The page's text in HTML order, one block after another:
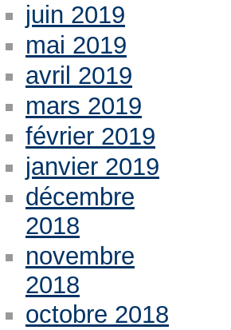
juin 2019
mai 2019
avril 2019
mars 2019
février 2019
janvier 2019
décembre
2018
novembre
2018
octobre 2018